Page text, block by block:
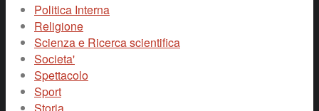
Politica Interna
Religione
Scienza e Ricerca scientifica
Societa'
Spettacolo
Sport
Storia